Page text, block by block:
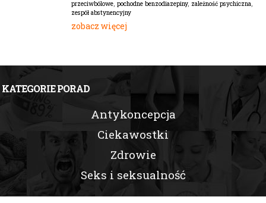
przeciwbólowe, pochodne benzodiazepiny, zależność psychiczna,
zespół abstynencyjny
zobacz więcej
KATEGORIE PORAD
Antykoncepcja
Ciekawostki
Zdrowie
Seks i seksualność